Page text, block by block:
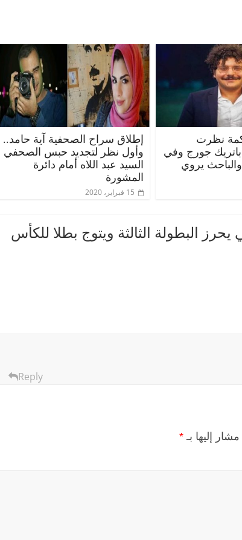
نظرت
جورج وفي
والباحث يروي
إطلاق سراح الصحفية آية حامد..
وأول نظر لتجديد حبس الصحفي
السيد عبد اللاه أمام دائرة
المشورة
15 فبراير، 2020
يحرز البطولة الثالثة ويتوج بطلا للكأس
Reply
إليها بـ *